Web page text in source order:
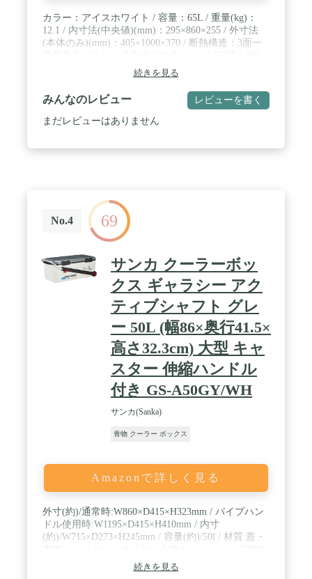
カラー：アイスホワイト / 容量：65L / 重量(kg)：
12.1 / 内寸法(中央値)(mm)：295×860×255 / 外寸法
(本体のみ)(mm)：405×1000×370 / 断熱構造：3面一
機能および付属パーツ：ハンドル、水栓、取り外し
可能フタ、滑り止めゴム、トレー、サイドロック、
キャスター / 収納目安：魚がまっすぐ入る最大全長
85cm / 500mlペットボトル48本 / 板氷3個+500mlペッ
トボトル42本 / オキアミ10枚
続きを見る
みんなのレビュー レビューを書く
まだレビューはありません
No.4 69
サンカ クーラーボッ
クス ギャラシー アク
ティブシャフト グレ
ー 50L (幅86×奥行41.5×
高さ32.3cm) 大型 キャ
スター 伸縮ハンドル
付き GS-A50GY/WH
サンカ(Sanka)
青物 クーラー ボックス
Amazonで詳しく見る
外寸(約)/通常時:W860×D415×H323mm / パイプハン
ドル使用時:W1195×D415×H410mm / 内寸
(約)/W715×D273×H245mm / 容量(約)/50l / 材質:蓋・
続きを見る